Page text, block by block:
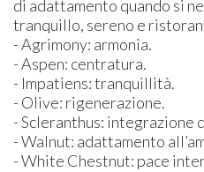
di adattamento quando si
tranquillo, sereno e
- Agrimony: armonia.
- Aspen: centratura.
- Impatiens: tranquillità.
- Olive: rigenerazione.
- Scleranthus: integrazione
- Walnut: adattamento
- White Chestnut: pace